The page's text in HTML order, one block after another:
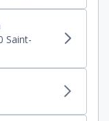
Saint-